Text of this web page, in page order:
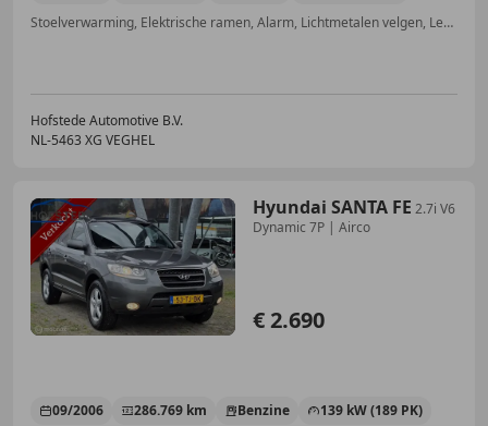
Stoelverwarming, Elektrische ramen, Alarm, Lichtmetalen velgen, Lederen stuurwiel, Elektrisch verstelbare buitenspiegels, Navigatiesysteem, Cruise control
Hofstede Automotive B.V.
NL-5463 XG VEGHEL
Hyundai SANTA FE 2.7i V6
Dynamic 7P | Airco
€ 2.690
09/2006 286.769 km Benzine
139 kW (189 PK)